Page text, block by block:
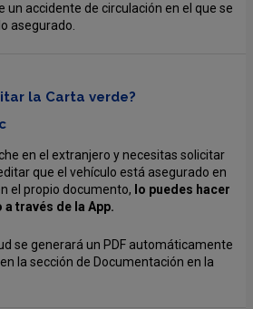
un accidente de circulación en el que se
asegurado.
la Carta verde?
en el extranjero y necesitas solicitar
que el vehículo está asegurado en
el propio documento, lo puedes hacer
través de la App.
se generará un PDF automáticamente
la sección de Documentación en la